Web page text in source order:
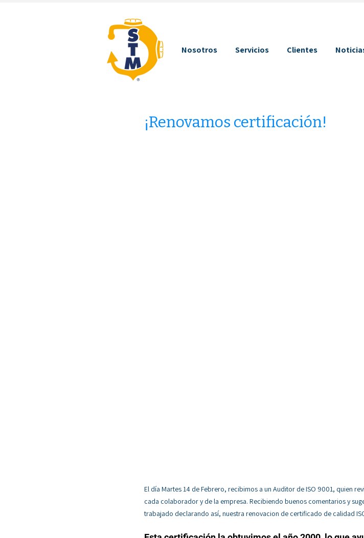
Nosotros Servicios Clientes
¡Renovamos certificación!
El día Martes 14 de Febrero, recibimos a un Auditor de ISO 9001, quien
cada colaborador y de la empresa. Recibiendo buenos comentarios y
trabajado declarando así, nuestra renovacion de certificado de calidad